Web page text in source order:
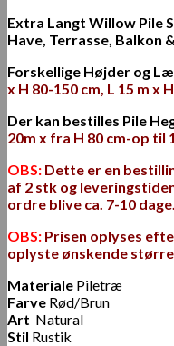
Extra Langt Willow Pile
Have, Terrasse, Balkon
Forskellige Højder og
x H 80-150 cm, L 15 m x
Der kan bestilles Pile
20m x fra H 80 cm-op til
OBS: Dette er en
af 2 stk og
ordre blive ca. 7-10 dage.
OBS: Prisen oplyses
oplyste ønskende
Materiale Piletræ
Farve Rød/Brun
Art Natural
Stil Rustik